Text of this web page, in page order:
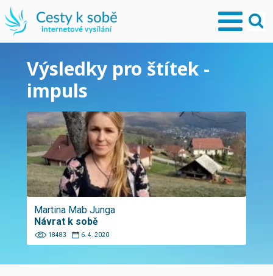
Výsledky pro štítek -
impuls
Martina Mab Junga
Návrat k sobě
18483 6. 4. 2020